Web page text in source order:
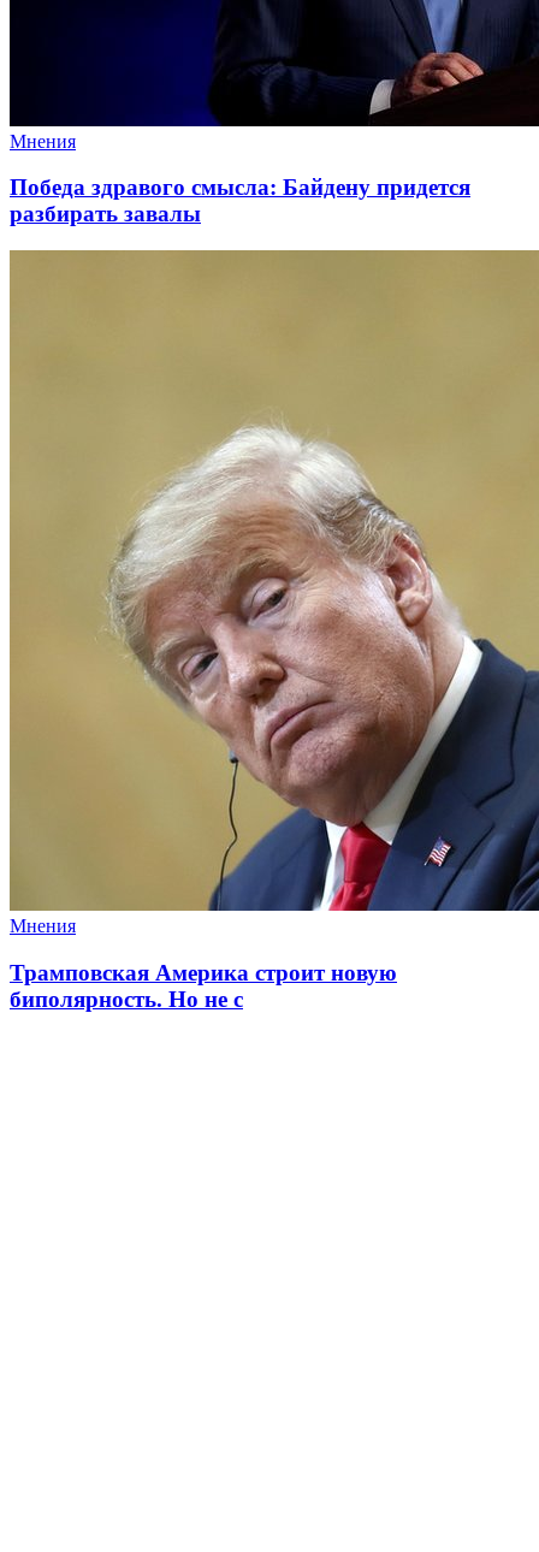
Мнения
Победа здравого смысла: Байдену придется
разбирать завалы
Мнения
Трамповская Америка строит новую
биполярность. Но не с